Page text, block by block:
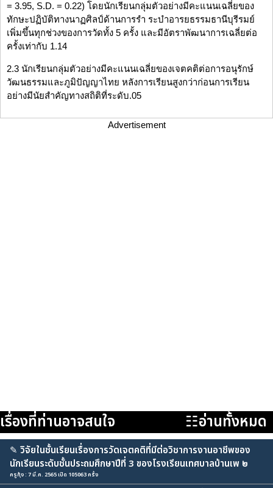
= 3.95, S.D. = 0.22) โดยนักเรียนกลุ่มตัวอย่างมีคะแนนเฉลี่ยของ
ทักษะปฏิบัติทางนาฏศิลป์ด้านการรำ ระบำอารยธรรมธานีบุรีรมย์
เพิ่มขึ้นทุกช่วงของการวัดทั้ง 5 ครั้ง และมีอัตราพัฒนาการเฉลี่ยต่อ
ครั้งเท่ากับ 1.14
2.3 นักเรียนกลุ่มตัวอย่างมีคะแนนเฉลี่ยของเจตคติต่อการอนุรักษ์
วัฒนธรรมและภูมิปัญญาไทย หลังการเรียนสูงกว่าก่อนการเรียน
อย่างมีนัยสำคัญทางสถิติที่ระดับ.05
Advertisement
เรื่องที่ท่านอาจสนใจ ☷อ่านทั้งหมด
✎ วิจัยในชั้นเรียนเรื่องการวัดเจตคติที่มีต่อวิชาการงานอาชีพของ
นักเรียนระดับชั้นประถมศึกษาปีที่ 3 ของโรงเรียนเทศบาลบ้านเพ ๒
ครูกุ้ง : 7 มี.ค. 2565 เปิด 105063 ครั้ง